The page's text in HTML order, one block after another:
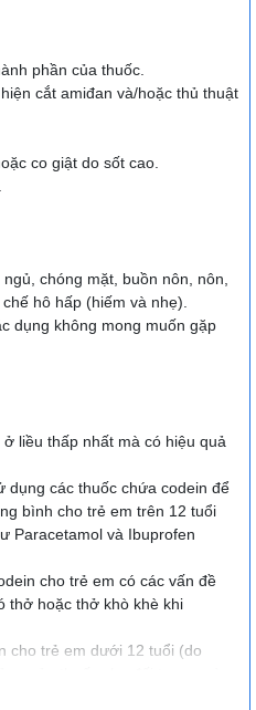
phần của thuốc.
cắt amiđan và/hoặc thủ thuật
co giật do sốt cao.
chóng mặt, buồn nôn, nôn,
hô hấp (hiếm và nhẹ).
dụng không mong muốn gặp
liều thấp nhất mà có hiệu quả
dụng các thuốc chứa codein để
bình cho trẻ em trên 12 tuổi
Paracetamol và Ibuprofen
cho trẻ em có các vấn đề
thở hoặc thở khò khè khi
cho trẻ em dưới 12 tuổi (do